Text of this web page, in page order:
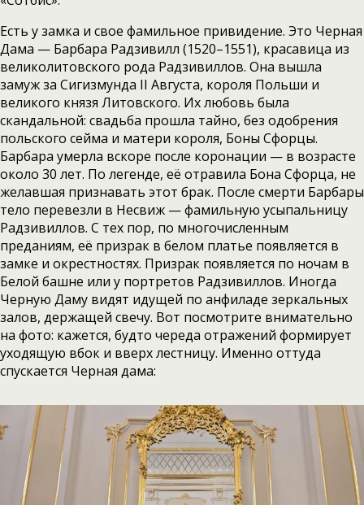
Есть у замка и свое фамильное привидение. Это Черная
Дама — Барбара Радзивилл (1520–1551), красавица из
великолитовского рода Радзивиллов. Она вышла
замуж за Сигизмунда II Августа, короля Польши и
великого князя Литовского. Их любовь была
скандальной: свадьба прошла тайно, без одобрения
польского сейма и матери короля, Боны Сфорцы.
Барбара умерла вскоре после коронации — в возрасте
около 30 лет. По легенде, её отравила Бона Сфорца, не
желавшая признавать этот брак. После смерти Барбары
тело перевезли в Несвиж — фамильную усыпальницу
Радзивиллов. С тех пор, по многочисленным
преданиям, её призрак в белом платье появляется в
замке и окрестностях. Призрак появляется по ночам в
Белой башне или у портретов Радзивиллов. Иногда
Черную Даму видят идущей по анфиладе зеркальных
залов, держащей свечу. Вот посмотрите внимательно
на фото: кажется, будто череда отражений формирует
уходящую вбок и вверх лестницу. Именно оттуда
спускается Черная дама: